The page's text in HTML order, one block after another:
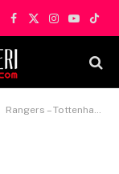
Facebook
X
Instagram
YouTube
Rangers – Tottenham Önizlemesi: Postecoglou’nun Takımı Çok İhtiyaç Duydukları Galibiyeti Aramak İçin Glasgow’u Ziyaret Ediyor